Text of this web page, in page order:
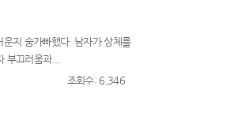
지 숨가빠했다. 남자가 상체를
끄러움과...
조회수: 6,346